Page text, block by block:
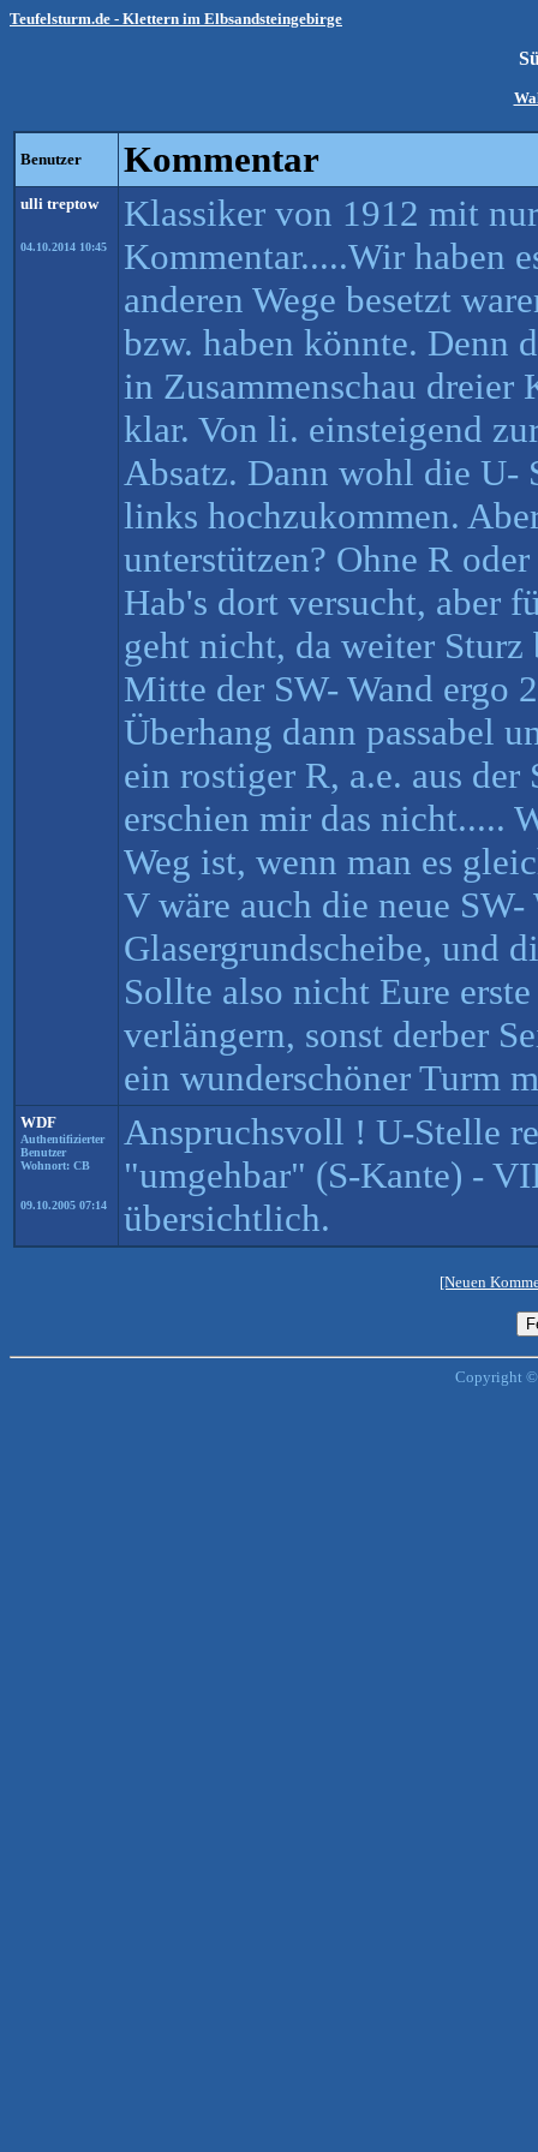
Teufelsturm.de - Klettern im Elbsandsteingebirge
Benutzer Kommentar
ulli treptow
04.10.2014 10:45
Klassiker von 1912 mit
Kommentar.....Wir haben
anderen Wege besetzt
bzw. haben könnte. Denn
in Zusammenschau
klar. Von li. einsteigend
Absatz. Dann wohl die U-
links hochzukommen.
unterstützen? Ohne R
Hab's dort versucht, aber
geht nicht, da weiter
Mitte der SW- Wand ergo
Überhang dann passabel
ein rostiger R, a.e. aus der
erschien mir das nicht.....
Weg ist, wenn man es
V wäre auch die neue SW-
Glasergrundscheibe, und
Sollte also nicht Eure
verlängern, sonst derber
ein wunderschöner Turm
WDF
Authentifizierter
Benutzer
Wohnort: CB
09.10.2005 07:14
Anspruchsvoll ! U-Stelle
"umgehbar" (S-Kante) -
übersichtlich.
[Neuen
Copyright ©